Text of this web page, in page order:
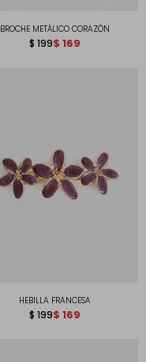
BROCHE METÁLICO CORAZÓN
$ 199$ 169
HEBILLA FRANCESA
$ 199$ 169